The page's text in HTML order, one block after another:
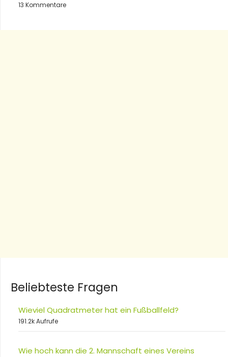
13 Kommentare
Beliebteste Fragen
Wieviel Quadratmeter hat ein Fußballfeld?
191.2k Aufrufe
Wie hoch kann die 2. Mannschaft eines Vereins